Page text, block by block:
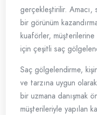
gerçekleştirilir. Amacı,
bir görünüm
kuaförler,
için çeşitli saç
Saç gölgelendirme,
ve tarzına uygun
bir uzmana danışmak
müşterileriyle yapılan